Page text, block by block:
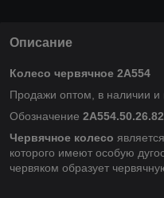
Описание
Колесо червячное 2А554
Продажи оптом, в наличии и
Обозначение 2А554.50.26.82
Червячное колесо
которого имеют особую
червяком образует